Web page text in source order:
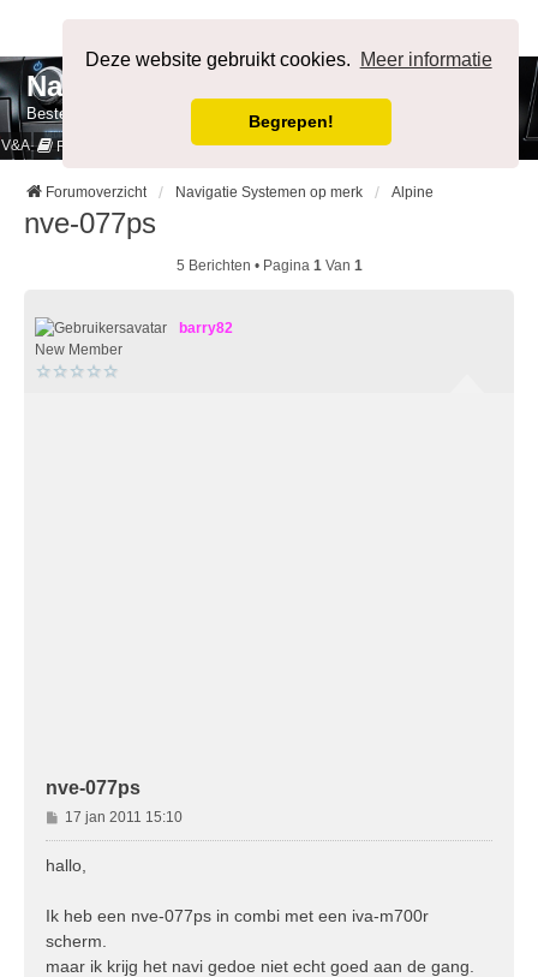
Deze website gebruikt cookies. Meer informatie
Begrepen!
NavigatieForum
Bestemming bereikt.
V&A Regels
Forumoverzicht Navigatie Systemen op merk Alpine
nve-077ps
5 Berichten • Pagina 1Van 1
barry82
New Member
nve-077ps
B
e
h
t
17 jan 2011 15:10
hallo,
Ik heb een nve-077ps in combi met een iva-m700r
scherm.
maar ik krijg het navi gedoe niet echt goed aan de gang.